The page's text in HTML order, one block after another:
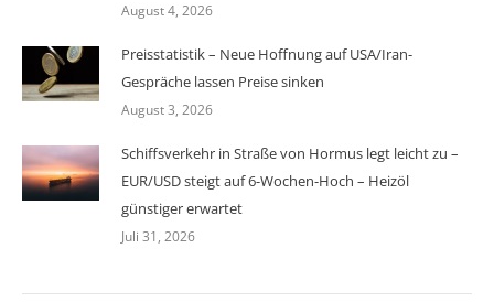
August 4, 2026
Preisstatistik – Neue Hoffnung auf USA/Iran-
Gespräche lassen Preise sinken
August 3, 2026
Schiffsverkehr in Straße von Hormus legt leicht zu –
EUR/USD steigt auf 6-Wochen-Hoch – Heizöl
günstiger erwartet
Juli 31, 2026